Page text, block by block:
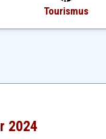
Tourismus
2024